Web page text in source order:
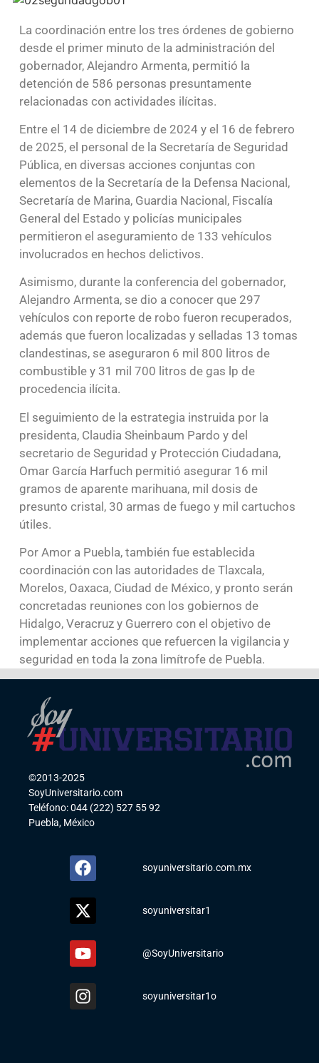
La coordinación entre los tres órdenes de gobierno
desde el primer minuto de la administración del
gobernador, Alejandro Armenta, permitió la
detención de 586 personas presuntamente
relacionadas con actividades ilícitas.
Entre el 14 de diciembre de 2024 y el 16 de febrero
de 2025, el personal de la Secretaría de Seguridad
Pública, en diversas acciones conjuntas con
elementos de la Secretaría de la Defensa Nacional,
Secretaría de Marina, Guardia Nacional, Fiscalía
General del Estado y policías municipales
permitieron el aseguramiento de 133 vehículos
involucrados en hechos delictivos.
Asimismo, durante la conferencia del gobernador,
Alejandro Armenta, se dio a conocer que 297
vehículos con reporte de robo fueron recuperados,
además que fueron localizadas y selladas 13 tomas
clandestinas, se aseguraron 6 mil 800 litros de
combustible y 31 mil 700 litros de gas lp de
procedencia ilícita.
El seguimiento de la estrategia instruida por la
presidenta, Claudia Sheinbaum Pardo y del
secretario de Seguridad y Protección Ciudadana,
Omar García Harfuch permitió asegurar 16 mil
gramos de aparente marihuana, mil dosis de
presunto cristal, 30 armas de fuego y mil cartuchos
útiles.
Por Amor a Puebla, también fue establecida
coordinación con las autoridades de Tlaxcala,
Morelos, Oaxaca, Ciudad de México, y pronto serán
concretadas reuniones con los gobiernos de
Hidalgo, Veracruz y Guerrero con el objetivo de
implementar acciones que refuercen la vigilancia y
seguridad en toda la zona limítrofe de Puebla.
©2013-2025
SoyUniversitario.com
Teléfono: 044 (222) 527 55 92
Puebla, México
soyuniversitario.com.mx
soyuniversitar1
@SoyUniversitario
soyuniversitar1o